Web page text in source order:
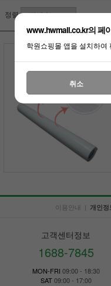
정렬
이용안내 | 개인
고객센터정보
1688-7845
MON-FRI 09:00 - 18:30
SAT09:00 - 17:00
www.hwmall.co.kr의 페
학원쇼핑몰 앱을 설치하여
취소